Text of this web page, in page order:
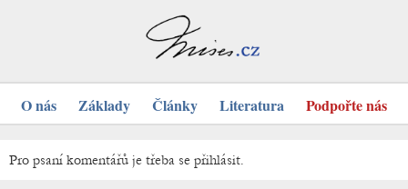
O nás Základy Články Literatura Podpořte nás
Pro psaní komentářů je třeba se přihlásit.